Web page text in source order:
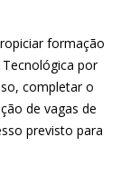
formação
por
completar o
de vagas de
previsto para